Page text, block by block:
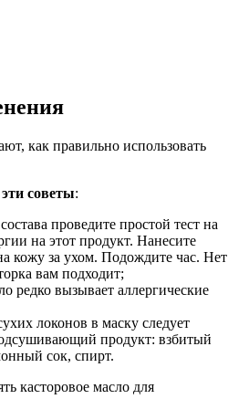
как правильно использовать
советы:
проведите простой тест на
на этот продукт. Нанесите
кожу за ухом. Подождите час. Нет
вам подходит;
редко вызывает аллергические
локонов в маску следует
продукт: взбитый
сок, спирт.